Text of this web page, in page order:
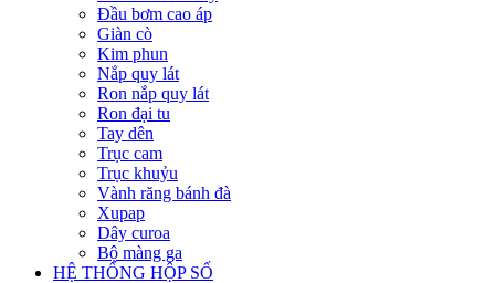
Đầu bơm cao áp
Giàn cò
Kim phun
Nắp quy lát
Ron nắp quy lát
Ron đại tu
Tay dên
Trục cam
Trục khuỷu
Vành răng bánh đà
Xupap
Dây curoa
Bộ màng ga
HỆ THỐNG HỘP SỐ